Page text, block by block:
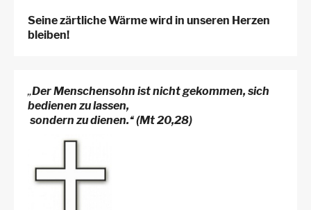
Seine zärtliche Wärme wird in unseren Herzen
bleiben!
„Der Menschensohn ist nicht gekommen, sich
bedienen zu lassen,
sondern zu dienen.“ (Mt 20,28)